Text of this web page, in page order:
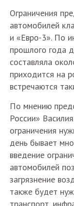
Ограничения
автомобилей
и «Евро-3». По
прошлого года
составляла
приходится на
встречаются
По мнению
России»
ограничения
день бывает
введение
автомобилей
загрязнение
также будет